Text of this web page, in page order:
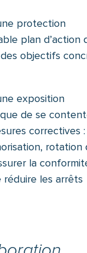
protection
plan d’action
objectifs
exposition
de se
correctives :
rotation
la
réduire les arrêts